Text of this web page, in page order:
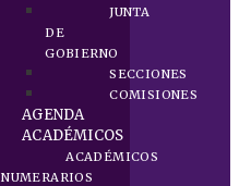
JUNTA
DE
GOBIERNO
SECCIONES
COMISIONES
AGENDA
ACADÉMICOS
ACADÉMICOS
NUMERARIOS